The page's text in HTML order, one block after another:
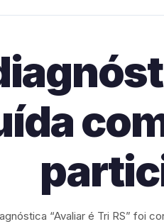
“Avaliar é Tri RS” foi